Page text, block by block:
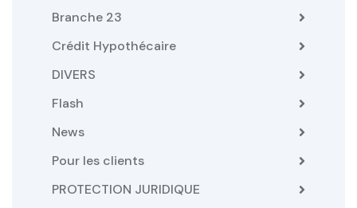
Branche 23
Crédit Hypothécaire
DIVERS
Flash
News
Pour les clients
PROTECTION JURIDIQUE